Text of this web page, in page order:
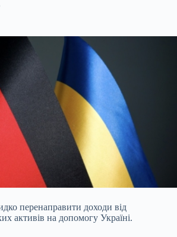
перенаправити доходи від
активів на допомогу Україні.